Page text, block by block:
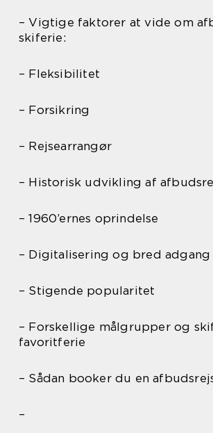
– Vigtige faktorer at vide om
skiferie:
– Fleksibilitet
– Forsikring
– Rejsearrangør
– Historisk udvikling af
– 1960’ernes oprindelse
– Digitalisering og bred adgang
– Stigende popularitet
– Forskellige målgrupper og
favoritferie
– Sådan booker du en
–